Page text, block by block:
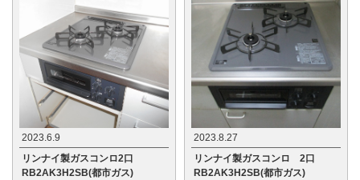
2023.6.9
リンナイ製ガスコンロ2口
RB2AK3H2SB(都市ガス)
2023.8.27
リンナイ製ガスコンロ 2口
RB2AK3H2SB(都市ガス)